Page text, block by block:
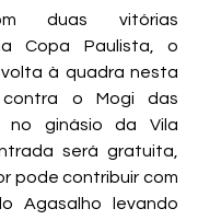
duas vitórias
Copa Paulista, o
à quadra nesta
o Mogi das
no ginásio da Vila
será gratuita,
pode contribuir com
Agasalho levando